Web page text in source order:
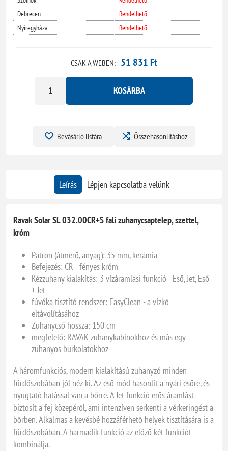
Debrecen
Rendelhető
Nyíregyháza
Rendelhető
CSAK A WEBEN: 51 831 Ft
KOSÁRBA
Bevásárló listára Összehasonlításhoz
Leírás Lépjen kapcsolatba velünk
Ravak Solar SL 032.00CR+S fali zuhanycsaptelep, szettel,
króm
Patron (átmérő, anyag): 35 mm, kerámia
Befejezés: CR - fényes króm
Kézzuhany kialakítás: 3 vízáramlási funkció - Eső, Jet, Eső
+ Jet
fúvóka tisztító rendszer: EasyClean - a vízkő
eltávolításához
Zuhanycső hossza: 150 cm
megfelelő: RAVAK zuhanykabinokhoz és más egy
zuhanyos burkolatokhoz
A háromfunkciós, modern kialakítású zuhanyzó minden
fürdőszobában jól néz ki. Az eső mód hasonlít a nyári esőre, és
nyugtató hatással van a bőrre. A Jet funkció erős áramlást
biztosít a fej közepéről, ami intenzíven serkenti a vérkeringést a
bőrben. Alkalmas a kevésbé hozzáférhető helyek tisztítására is a
fürdőszobában. A harmadik funkció az előző két funkciót
kombinálja.